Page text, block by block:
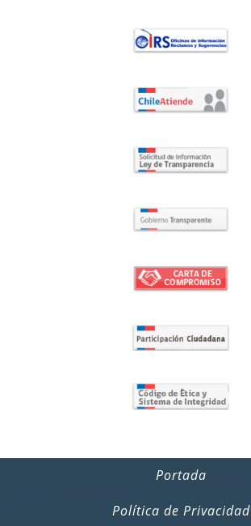
Portada
Política de Privacidad